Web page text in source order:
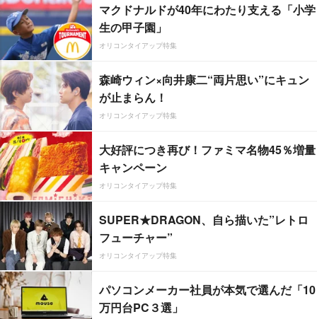
マクドナルドが40年にわたり支える「小学
生の甲子園」
オリコンタイアップ特集
森崎ウィン×向井康二“両片思い”にキュン
が止まらん！
オリコンタイアップ特集
大好評につき再び！ファミマ名物45％増量
キャンペーン
オリコンタイアップ特集
SUPER★DRAGON、自ら描いた”レトロ
フューチャー”
オリコンタイアップ特集
パソコンメーカー社員が本気で選んだ「10
万円台PC３選」